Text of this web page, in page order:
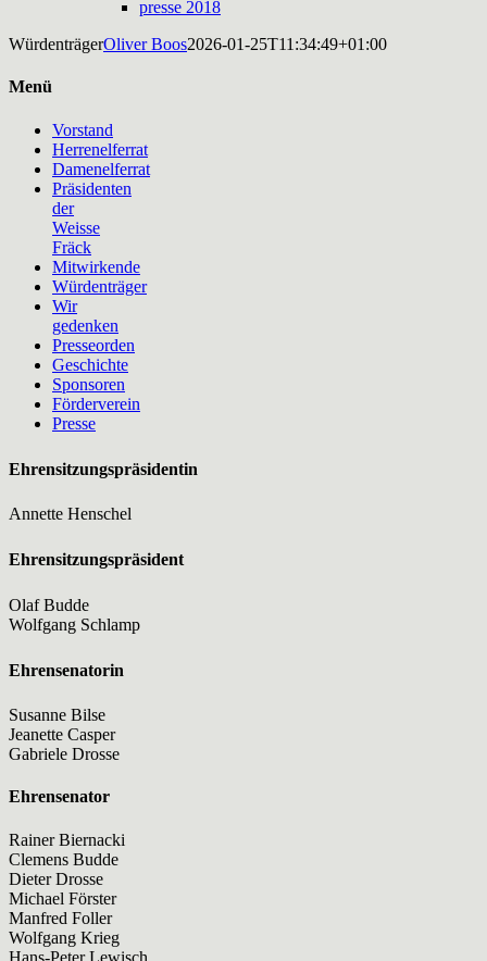
presse 2018
WürdenträgerOliver Boos2026-01-25T11:34:49+01:00
Menü
Vorstand
Herrenelferrat
Damenelferrat
Präsidenten
der
Weisse
Fräck
Mitwirkende
Würdenträger
Wir
gedenken
Presseorden
Geschichte
Sponsoren
Förderverein
Presse
Ehrensitzungspräsidentin
Annette Henschel
Ehrensitzungspräsident
Olaf Budde
Wolfgang Schlamp
Ehrensenatorin
Susanne Bilse
Jeanette Casper
Gabriele Drosse
Ehrensenator
Rainer Biernacki
Clemens Budde
Dieter Drosse
Michael Förster
Manfred Foller
Wolfgang Krieg
Hans-Peter Lewisch